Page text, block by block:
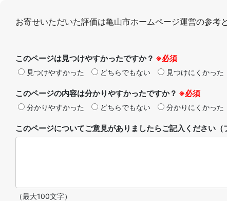
お寄せいただいた評価は亀山市ホームページ運営の参考
このページは見つけやすかったですか？ ※必須
見つけやすかった どちらでもない 見つけにくかった
このページの内容は分かりやすかったですか？ ※必須
分かりやすかった どちらでもない 分かりにくかった
このページについてご意見がありましたらご記入ください
（最大100文字）